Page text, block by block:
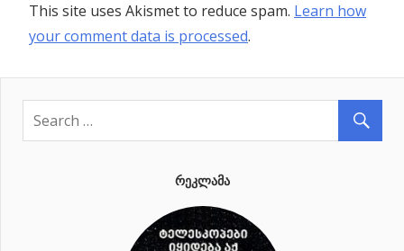
This site uses Akismet to reduce spam. Learn how
your comment data is processed.
ᲠᲔᲙᲚᲐᲛᲐ